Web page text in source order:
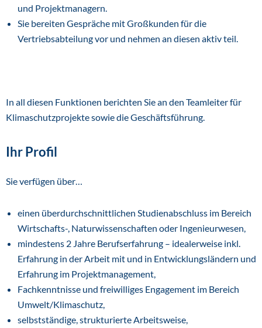
und Projektmanagern.
Sie bereiten Gespräche mit Großkunden für die
Vertriebsabteilung vor und nehmen an diesen aktiv teil.
In all diesen Funktionen berichten Sie an den Teamleiter für
Klimaschutzprojekte sowie die Geschäftsführung.
Ihr Profil
Sie verfügen über…
einen überdurchschnittlichen Studienabschluss im Bereich
Wirtschafts-, Naturwissenschaften oder Ingenieurwesen,
mindestens 2 Jahre Berufserfahrung – idealerweise inkl.
Erfahrung in der Arbeit mit und in Entwicklungsländern und
Erfahrung im Projektmanagement,
Fachkenntnisse und freiwilliges Engagement im Bereich
Umwelt/Klimaschutz,
selbstständige, strukturierte Arbeitsweise,